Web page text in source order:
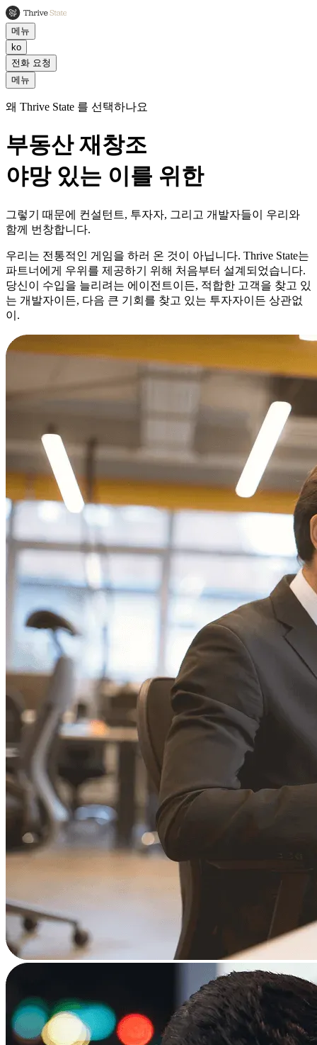
메뉴
ko
전화 요청
메뉴
왜 Thrive State 를 선택하나요
부동산 재창조
야망 있는 이를 위한
그렇기 때문에 컨설턴트, 투자자, 그리고 개발자들이 우리와
함께 번창합니다.
우리는 전통적인 게임을 하러 온 것이 아닙니다. Thrive State는
파트너에게 우위를 제공하기 위해 처음부터 설계되었습니다.
당신이 수입을 늘리려는 에이전트이든, 적합한 고객을 찾고 있
는 개발자이든, 다음 큰 기회를 찾고 있는 투자자이든 상관없
이.